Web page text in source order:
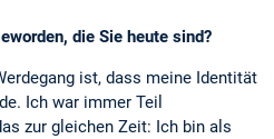
die Sie heute sind?
ist, dass meine Identität
Ich war immer Teil
zur gleichen Zeit: Ich bin als